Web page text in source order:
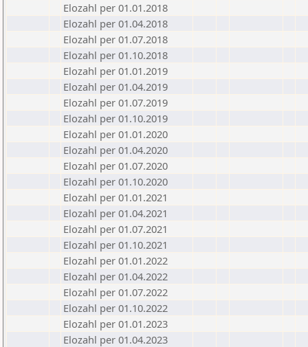
Elozahl per 01.01.2018
Elozahl per 01.04.2018
Elozahl per 01.07.2018
Elozahl per 01.10.2018
Elozahl per 01.01.2019
Elozahl per 01.04.2019
Elozahl per 01.07.2019
Elozahl per 01.10.2019
Elozahl per 01.01.2020
Elozahl per 01.04.2020
Elozahl per 01.07.2020
Elozahl per 01.10.2020
Elozahl per 01.01.2021
Elozahl per 01.04.2021
Elozahl per 01.07.2021
Elozahl per 01.10.2021
Elozahl per 01.01.2022
Elozahl per 01.04.2022
Elozahl per 01.07.2022
Elozahl per 01.10.2022
Elozahl per 01.01.2023
Elozahl per 01.04.2023